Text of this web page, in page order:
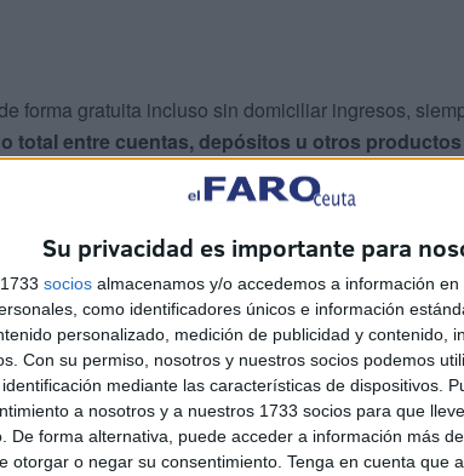
Su privacidad es importante para
socios almacenamos y/o accedemos a información
como identificadores únicos e información
personalizado, medición de publicidad y contenido,
Con su permiso, nosotros y nuestros socios podemos
mediante las características de dispositivos.
a nosotros y a nuestros 1733 socios para que
De forma alternativa, puede acceder a información más
otorgar o negar su consentimiento. Tenga en cuenta que
forma gratuita incluso sin domiciliar ingresos,
total entre cuentas, depósitos u otros
de nóminas mediante promocionesen